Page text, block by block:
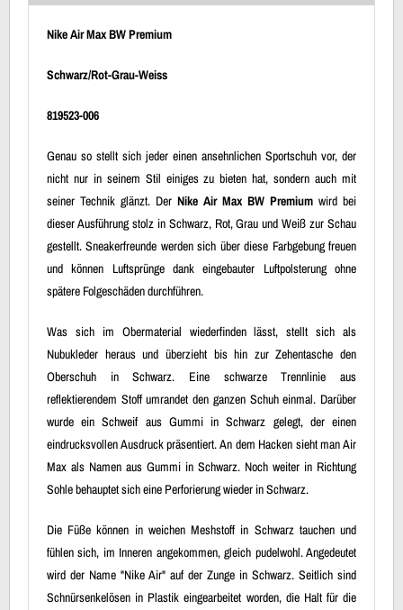
Nike Air Max BW Premium
Schwarz/Rot-Grau-Weiss
819523-006
Genau so stellt sich jeder einen ansehnlichen Sportschuh vor, der
nicht nur in seinem Stil einiges zu bieten hat, sondern auch mit
seiner Technik glänzt. Der Nike Air Max BW Premium wird bei
dieser Ausführung stolz in Schwarz, Rot, Grau und Weiß zur Schau
gestellt. Sneakerfreunde werden sich über diese Farbgebung freuen
und können Luftsprünge dank eingebauter Luftpolsterung ohne
spätere Folgeschäden durchführen.
Was sich im Obermaterial wiederfinden lässt, stellt sich als
Nubukleder heraus und überzieht bis hin zur Zehentasche den
Oberschuh in Schwarz. Eine schwarze Trennlinie aus
reflektierendem Stoff umrandet den ganzen Schuh einmal. Darüber
wurde ein Schweif aus Gummi in Schwarz gelegt, der einen
eindrucksvollen Ausdruck präsentiert. An dem Hacken sieht man Air
Max als Namen aus Gummi in Schwarz. Noch weiter in Richtung
Sohle behauptet sich eine Perforierung wieder in Schwarz.
Die Füße können in weichen Meshstoff in Schwarz tauchen und
fühlen sich, im Inneren angekommen, gleich pudelwohl. Angedeutet
wird der Name "Nike Air" auf der Zunge in Schwarz. Seitlich sind
Schnürsenkelösen in Plastik eingearbeitet worden, die Halt für die